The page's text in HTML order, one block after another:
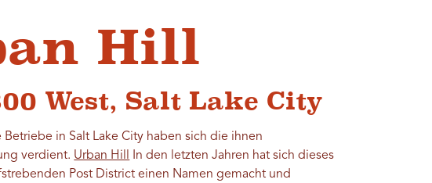
Hill
West, Salt Lake City
in Salt Lake City haben sich die ihnen
verdient. Urban Hill
In den letzten Jahren hat sich dieses
Post District einen Namen gemacht und